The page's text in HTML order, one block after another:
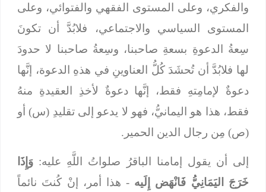
والفكري، وعلى المستوى الفقهي والفتوائي، وعلى
المستوى السياسي والاجتماعي، فلابُدَّ أن تكونَ
سِعةُ الدعوةِ بسعةِ صاحبنا، وسِعةُ صاحبنا لا حدودَ
لها فلابُدَّ أن تُحشَدَ كُلُّ العناوينِ في هذهِ الدعوة، إنَّها
دعوةٌ لإمامِتهِ فقط، إنَّها دعوةٌ لأخذِ العقيدةِ منهُ
فقط، هذا هو اليمانيُّ، فهو لا يدعو إلى تقليدِ (س) أو
(ص) مِن رجال الدين الحمير.
إلى أن يقول إمامنا الباقرُ صلواتُ اللَّهِ عليه: وَإِذَا
خَرَجَ اليَمَانِيُّ فَانْهَض إِلَيه - هذا أمر، إنْ كُنتَ نائماً